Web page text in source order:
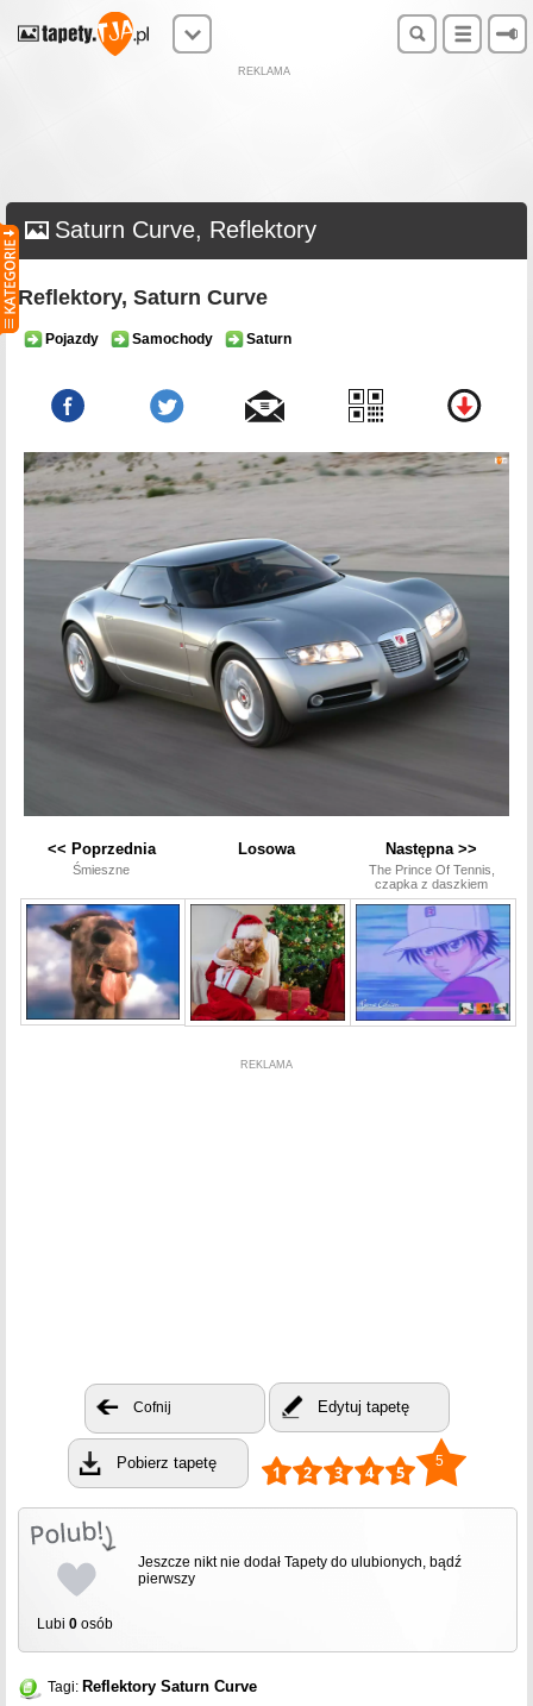
REKLAMA
Saturn Curve, Reflektory
Reflektory, Saturn Curve
Pojazdy Samochody Saturn
<< Poprzednia
Śmieszne
Losowa Następna >>
The Prince Of Tennis,
czapka z daszkiem
REKLAMA
Cofnij Edytuj tapetę
Pobierz tapetę 5
Lubi 0 osób
Jeszcze nikt nie dodał Tapety do ulubionych, bądź
pierwszy
Tagi: Reflektory Saturn Curve